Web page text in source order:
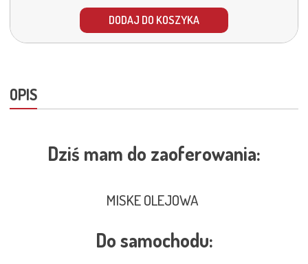
DODAJ DO KOSZYKA
OPIS
Dziś mam do zaoferowania:
MISKE OLEJOWA
Do samochodu: